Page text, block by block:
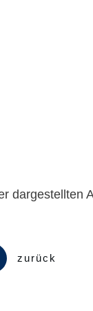
dargestellten
zurück